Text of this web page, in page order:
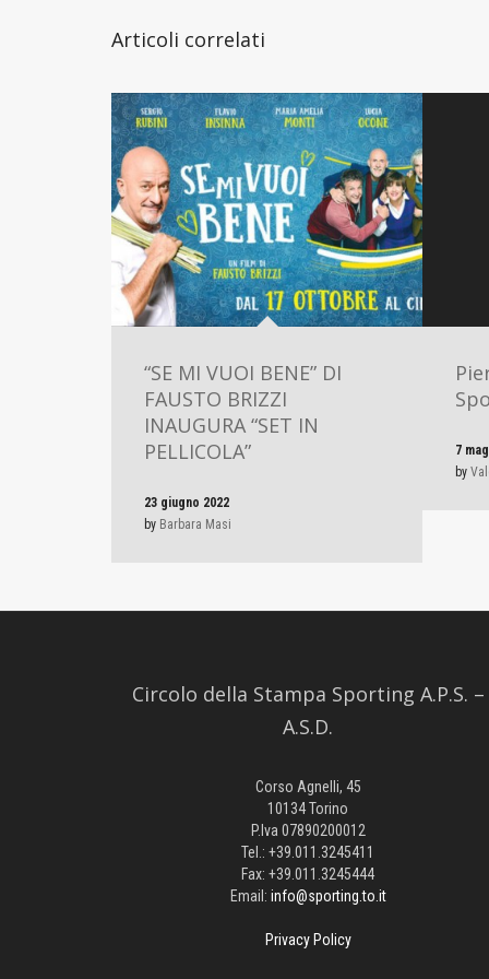
Articoli correlati
“SE MI VUOI BENE” DI
FAUSTO BRIZZI
INAUGURA “SET IN
PELLICOLA”
23 giugno 2022
by Barbara Masi
7
by
Circolo della Stampa Sporting A.P.S. –
A.S.D.
Corso Agnelli, 45
10134 Torino
P.Iva 07890200012
Tel.: +39.011.3245411
Fax: +39.011.3245444
Email: info@sporting.to.it
Privacy Policy